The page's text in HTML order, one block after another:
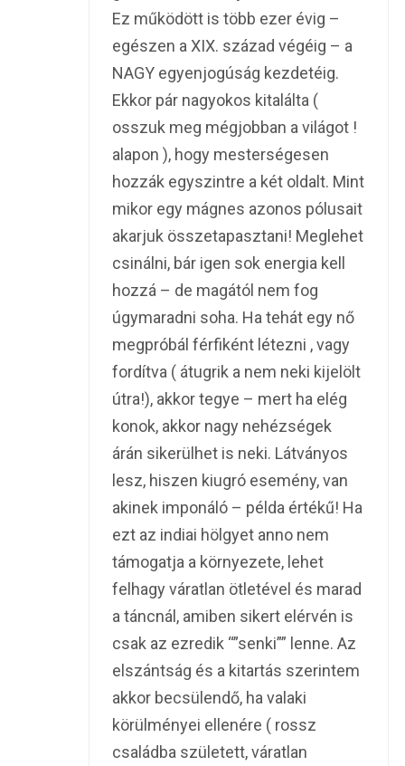
Ez működött is több ezer évig –
egészen a XIX. század végéig – a
NAGY egyenjogúság kezdetéig.
Ekkor pár nagyokos kitalálta (
osszuk meg mégjobban a világot !
alapon ), hogy mesterségesen
hozzák egyszintre a két oldalt. Mint
mikor egy mágnes azonos pólusait
akarjuk összetapasztani! Meglehet
csinálni, bár igen sok energia kell
hozzá – de magától nem fog
úgymaradni soha. Ha tehát egy nő
megpróbál férfiként létezni , vagy
fordítva ( átugrik a nem neki kijelölt
útra!), akkor tegye – mert ha elég
konok, akkor nagy nehézségek
árán sikerülhet is neki. Látványos
lesz, hiszen kiugró esemény, van
akinek imponáló – példa értékű! Ha
ezt az indiai hölgyet anno nem
támogatja a környezete, lehet
felhagy váratlan ötletével és marad
a táncnál, amiben sikert elérvén is
csak az ezredik “”senki”” lenne. Az
elszántság és a kitartás szerintem
akkor becsülendő, ha valaki
körülményei ellenére ( rossz
családba született, váratlan